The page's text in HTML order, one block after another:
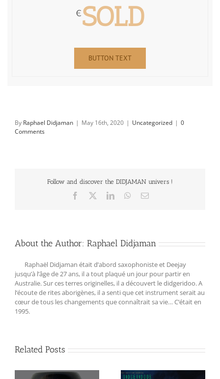
€SOLD
BUTTON TEXT
By Raphael Didjaman | May 16th, 2020 | Uncategorized | 0
Comments
Follow and discover the DIDJAMAN univers !
Facebook LinkedInWhatsApp
Email
About the Author: Raphael Didjaman
Raphaël Didjaman était d’abord saxophoniste et Deejay
jusqu’à l’âge de 27 ans, il a tout plaqué un jour pour partir en
Australie. Sur ces terres originelles, il a découvert le didgeridoo. A
l‘écoute de rites aborigènes, il a senti que cet instrument serait au
cœur de tous les changements que connaîtrait sa vie… C‘était en
1995.
Related Posts